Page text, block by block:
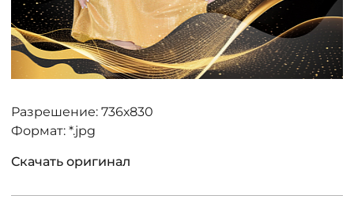
Разрешение: 736х830
Формат: *.jpg
Скачать оригинал